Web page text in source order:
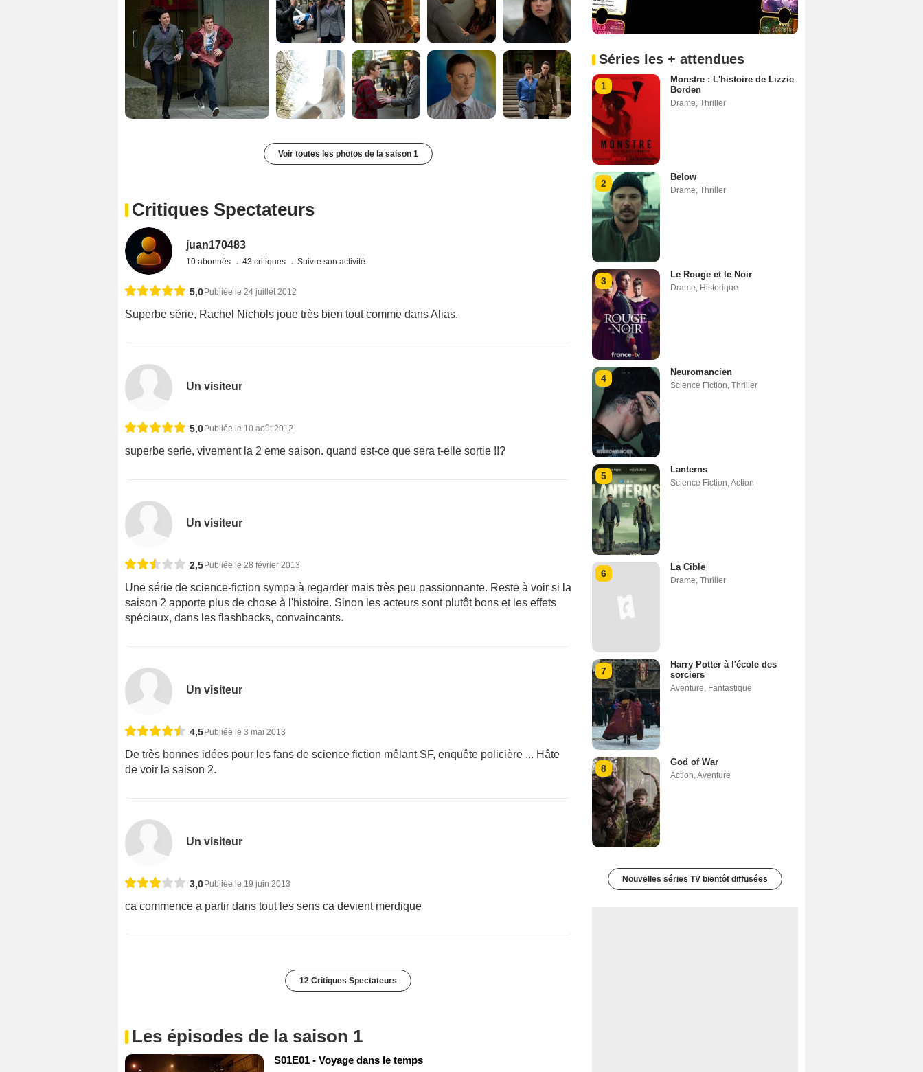
Voir toutes les photos de la saison 1
Critiques Spectateurs
juan170483
10 abonnés 43 critiques Suivre son activité
5,0 Publiée le 24 juillet 2012
Superbe série, Rachel Nichols joue très bien tout comme dans Alias.
Un visiteur
5,0 Publiée le 10 août 2012
superbe serie, vivement la 2 eme saison. quand est-ce que sera t-elle sortie !!?
Un visiteur
2,5 Publiée le 28 février 2013
Une série de science-fiction sympa à regarder mais très peu passionnante. Reste à voir si la
saison 2 apporte plus de chose à l'histoire. Sinon les acteurs sont plutôt bons et les effets
spéciaux, dans les flashbacks, convaincants.
Un visiteur
4,5 Publiée le 3 mai 2013
De très bonnes idées pour les fans de science fiction mêlant SF, enquête policière ... Hâte
de voir la saison 2.
Un visiteur
3,0 Publiée le 19 juin 2013
ca commence a partir dans tout les sens ca devient merdique
12 Critiques Spectateurs
Les épisodes de la saison 1
S01E01 - Voyage dans le temps
Séries les + attendues
1
Monstre : L'histoire de Lizzie
Borden
Drame Thriller
2
Below
Drame Thriller
3
Le Rouge et le Noir
Drame Historique
4
Neuromancien
Science Fiction Thriller
5
Lanterns
Science Fiction Action
6
La Cible
Drame Thriller
7
Harry Potter à l'école des
sorciers
Aventure Fantastique
8
God of War
Action Aventure
Nouvelles séries TV bientôt diffusées